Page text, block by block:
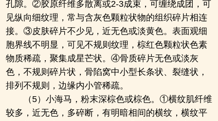
孔隙。②胶原纤维多散离或2-3成束，可缠绕成团，可
见纵向细纹理，常与含灰色颗粒状物的组织碎片相连
接。③皮肤碎片不少见，近无色或淡黄色。表面观细
胞界线不明显，可见不规则纹理，棕红色颗粒状色素
物质稀疏，聚集成星芒状。④骨质碎片无色或淡灰
色，不规则碎片状，骨陷窝中小型长条状、裂缝状，
排列不规则，边缘内小管稀疏。
（5）小海马，粉末深棕色或棕色。①横纹肌纤维
较多，近无色，多碎断，有明暗相间的横纹，横纹平